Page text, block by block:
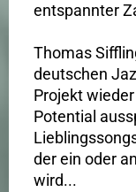
entspannter
Thomas
deutschen
Projekt
Potential
der ein oder
wird...